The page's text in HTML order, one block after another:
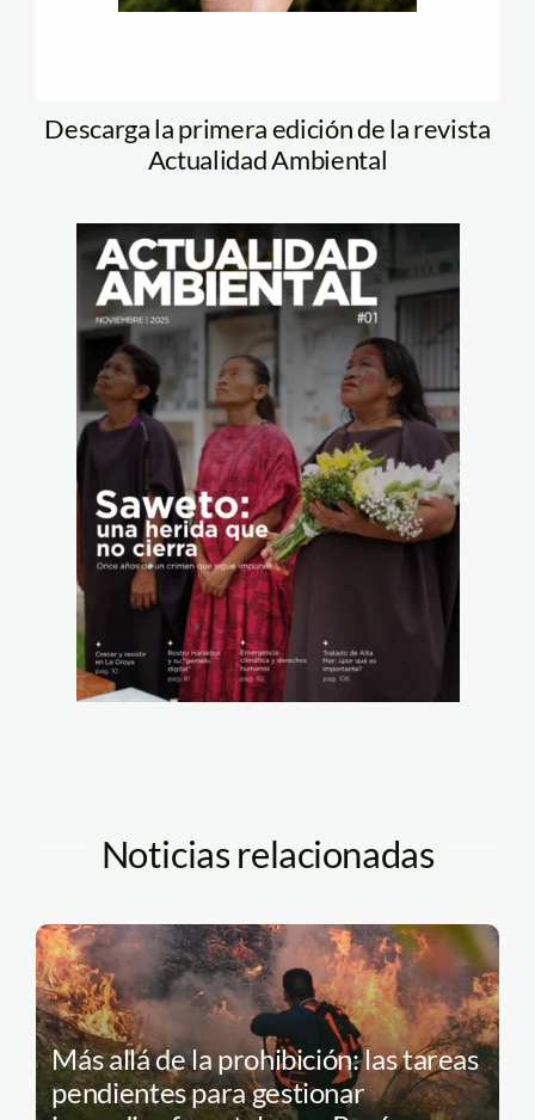
Descarga la primera edición de la revista
Actualidad Ambiental
Noticias relacionadas
Más allá de la prohibición: las tareas
pendientes para gestionar